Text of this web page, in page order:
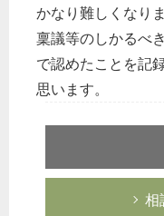
かなり難しくなり
稟議等のしかるべ
で認めたことを記
思います。
相